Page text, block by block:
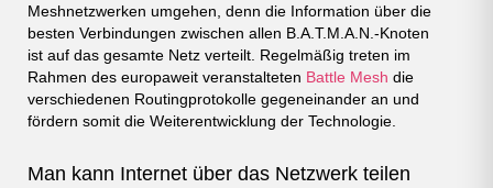
Meshnetzwerken umgehen, denn die Information über die
besten Verbindungen zwischen allen B.A.T.M.A.N.-Knoten
ist auf das gesamte Netz verteilt. Regelmäßig treten im
Rahmen des europaweit veranstalteten Battle Mesh die
verschiedenen Routingprotokolle gegeneinander an und
fördern somit die Weiterentwicklung der Technologie.
Man kann Internet über das Netzwerk teilen